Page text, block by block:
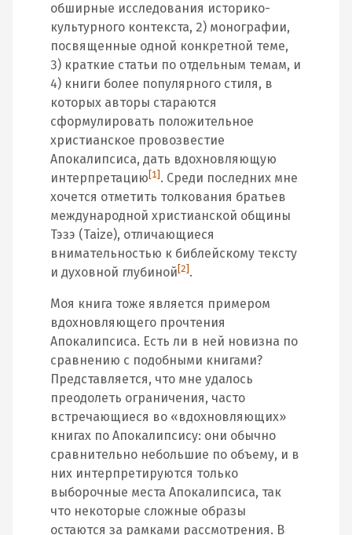
обширные исследования историко-
культурного контекста, 2) монографии,
посвященные одной конкретной теме,
3) краткие статьи по отдельным темам, и
4) книги более популярного стиля, в
которых авторы стараются
сформулировать положительное
христианское провозвестие
Апокалипсиса, дать вдохновляющую
интерпретацию [1] . Среди последних мне
хочется отметить толкования братьев
международной христианской общины
Тэзэ (Taize), отличающиеся
внимательностью к библейскому тексту
и духовной глубиной [2] .
Моя книга тоже является примером
вдохновляющего прочтения
Апокалипсиса. Есть ли в ней новизна по
сравнению с подобными книгами?
Представляется, что мне удалось
преодолеть ограничения, часто
встречающиеся во «вдохновляющих»
книгах по Апокалипсису: они обычно
сравнительно небольшие по объему, и в
них интерпретируются только
выборочные места Апокалипсиса, так
что некоторые сложные образы
остаются за рамками рассмотрения. В